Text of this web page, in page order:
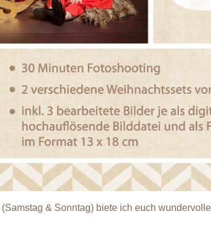
(Samstag & Sonntag) biete ich euch wundervolle